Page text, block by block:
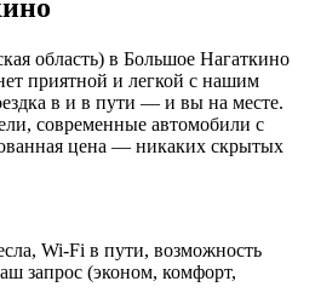
область) в Большое Нагаткино
приятной и легкой с нашим
в и в пути — и вы на месте.
современные автомобили с
цена — никаких скрытых
Wi-Fi в пути, возможность
запрос (эконом, комфорт,